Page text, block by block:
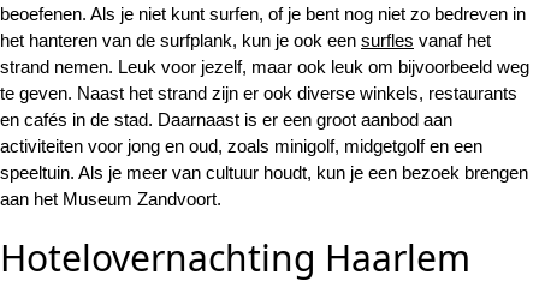
beoefenen. Als je niet kunt surfen, of je bent nog niet zo bedreven in
het hanteren van de surfplank, kun je ook een surfles vanaf het
strand nemen. Leuk voor jezelf, maar ook leuk om bijvoorbeeld weg
te geven. Naast het strand zijn er ook diverse winkels, restaurants
en cafés in de stad. Daarnaast is er een groot aanbod aan
activiteiten voor jong en oud, zoals minigolf, midgetgolf en een
speeltuin. Als je meer van cultuur houdt, kun je een bezoek brengen
aan het Museum Zandvoort.
Hotelovernachting Haarlem